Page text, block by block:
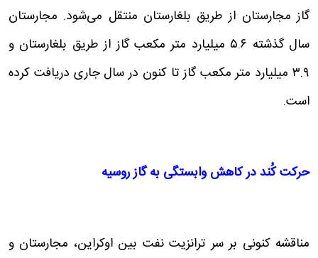
گاز مجارستان از طریق بلغارستان منتقل می‌شود. مجارستان
سال گذشته ۵.۶ میلیارد متر مکعب گاز از طریق بلغارستان و
۳.۹ میلیارد متر مکعب گاز تا کنون در سال جاری دریافت کرده
است.
حرکت کُند در کاهش وابستگی به گاز روسیه
مناقشه کنونی بر سر ترانزیت نفت بین اوکراین، مجارستان و